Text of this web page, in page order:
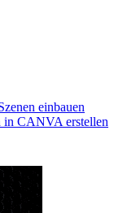
einbauen
CANVA erstellen